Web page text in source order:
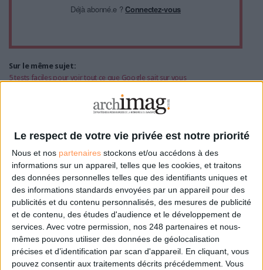
Le respect de votre vie privée est notre priorité
Nous et nos partenaires stockons et/ou accédons à des
informations sur un appareil, telles que les cookies, et traitons
des données personnelles telles que des identifiants uniques et
des informations standards envoyées par un appareil pour des
publicités et du contenu personnalisés, des mesures de publicité
et de contenu, des études d'audience et le développement de
services. Avec votre permission, nos 248 partenaires et nous-
mêmes pouvons utiliser des données de géolocalisation
précises et d’identification par scan d'appareil. En cliquant, vous
pouvez consentir aux traitements décrits précédemment. Vous
Déjà abonné.e ?Connectez-vous
Sur le même sujet:
5 tests faciles pour voir tout ce que Google sait sur vous
Droit à l'oubli : Google rejette maintenant 3 demandes sur 4
Faut-il en vouloir à Google si Wikipedia n'est pas fiable ?
0 Commentaire
Connectez-vous ouinscrivez-vouspour publier un commentaire